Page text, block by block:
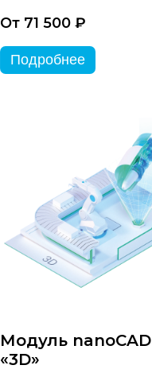
От 71 500 ₽
Подробнее
Модуль nanoCAD
«3D»